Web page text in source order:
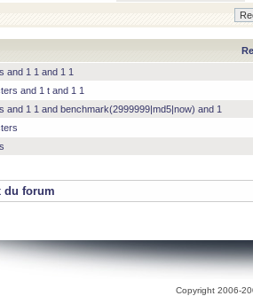
and 1 1 and 1 1
and 1 t and 1 1
and 1 1 and benchmark(2999999|md5|now) and 1
du forum
Copyright 2006-